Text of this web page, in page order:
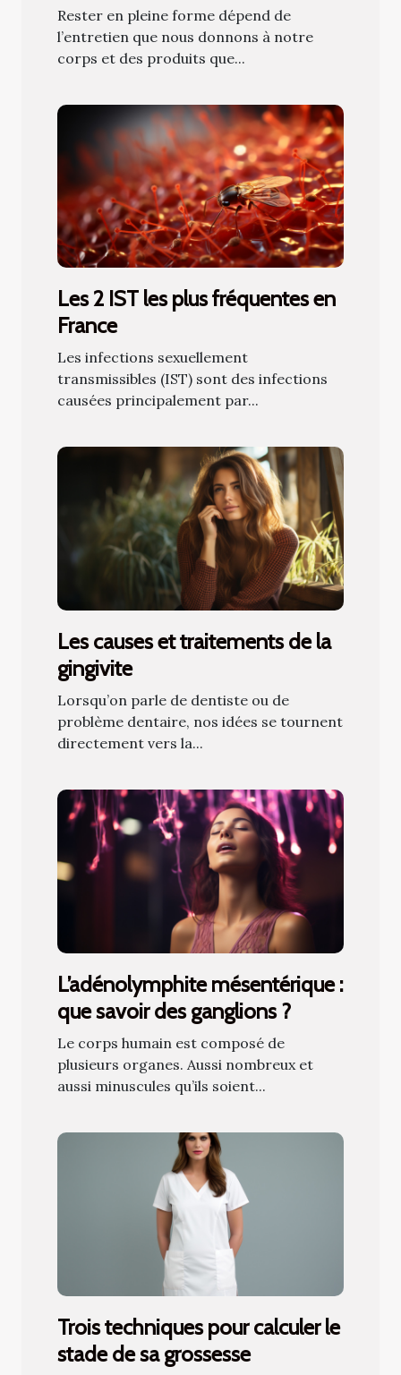
Rester en pleine forme dépend de
l’entretien que nous donnons à notre
corps et des produits que...
Les 2 IST les plus fréquentes en
France
Les infections sexuellement
transmissibles (IST) sont des infections
causées principalement par...
Les causes et traitements de la
gingivite
Lorsqu’on parle de dentiste ou de
problème dentaire, nos idées se tournent
directement vers la...
L’adénolymphite mésentérique :
que savoir des ganglions ?
Le corps humain est composé de
plusieurs organes. Aussi nombreux et
aussi minuscules qu’ils soient...
Trois techniques pour calculer le
stade de sa grossesse